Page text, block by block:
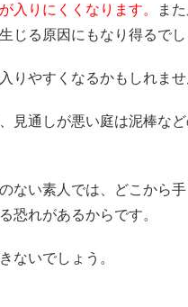
入りにくくなります。
ま
じる原因にもなり得るでし
りやすくなるかもしれませ
見通しが悪い庭は泥棒な
ない素人では、どこから
恐れがあるからです。
ないでしょう。